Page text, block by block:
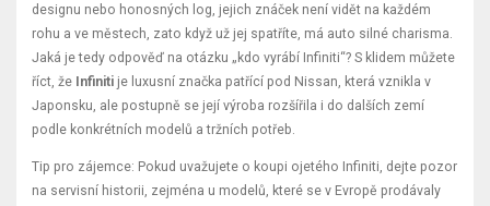
designu nebo honosných log, jejich znáček není vidět na každém
rohu a ve městech, zato když už jej spatříte, má auto silné charisma.
Jaká je tedy odpověď na otázku „kdo vyrábí Infiniti“? S klidem můžete
říct, že Infiniti je luxusní značka patřící pod Nissan, která vznikla v
Japonsku, ale postupně se její výroba rozšířila i do dalších zemí
podle konkrétních modelů a tržních potřeb.
Tip pro zájemce: Pokud uvažujete o koupi ojetého Infiniti, dejte pozor
na servisní historii, zejména u modelů, které se v Evropě prodávaly